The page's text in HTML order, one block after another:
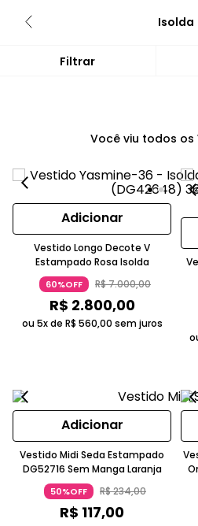
Isolda
Você viu todos os
Adicionar
Vestido Longo Decote V
Estampado Rosa Isolda
60%OFF R$7.000,00
R$ 2.800,00
ou 5x de R$ 560,00 sem juros
Adicionar
Vestido Midi Seda Estampado
DG52716 Sem Manga Laranja
50%OFF R$234,00
R$ 117,00